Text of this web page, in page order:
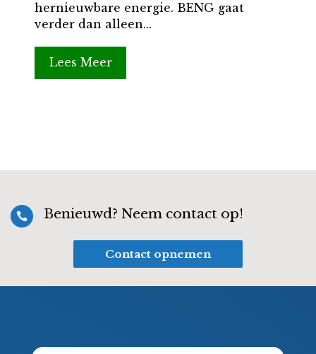
hernieuwbare energie. BENG gaat
verder dan alleen...
Lees Meer
 Benieuwd? Neem contact op!
Contact opnemen